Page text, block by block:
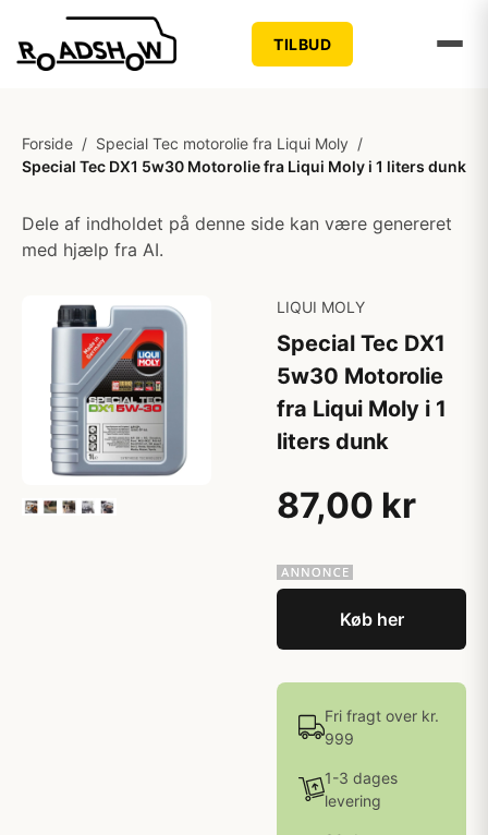
TILBUD
Forside / Special Tec motorolie fra Liqui Moly /
Special Tec DX1 5w30 Motorolie fra Liqui Moly i 1 liters dunk
Dele af indholdet på denne side kan være genereret
med hjælp fra AI.
LIQUI MOLY
Special Tec DX1
5w30 Motorolie
fra Liqui Moly i 1
liters dunk
87,00 kr
Køb her
Fri fragt over kr.
999
1-3 dages
levering